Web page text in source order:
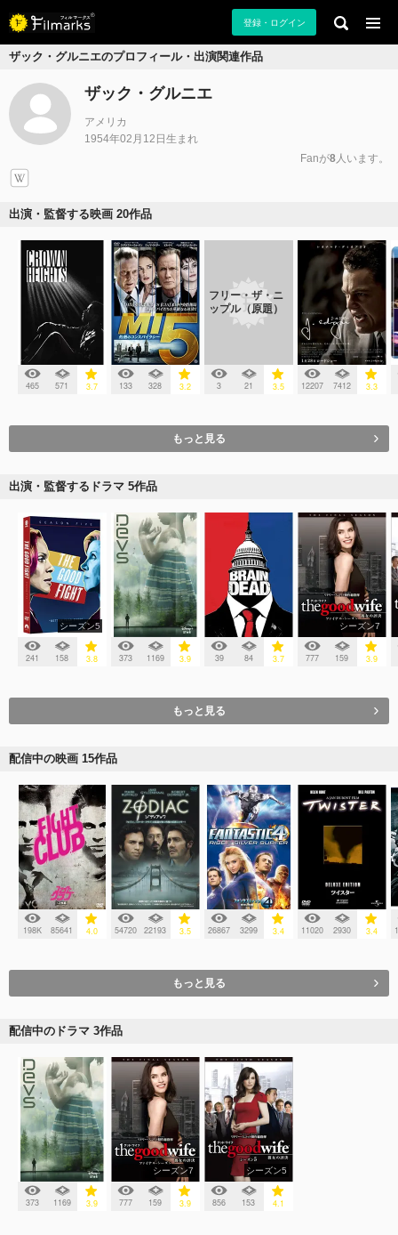
登録・ログイン
ザック・グルニエのプロフィール・出演関連作品
ザック・グルニエ
アメリカ
1954年02月12日生まれ
Fanが8人います。
出演・監督する映画 20作品
465 571 3.7 133 328 3.2
フリー・ザ・ニ
ップル（原題）
3 21 3.5 12207 7412 3.3
もっと見る
出演・監督するドラマ 5作品
シーズン5
241 158 3.8 373 1169 3.9 39 84 3.7
シーズン7
777 159 3.9
もっと見る
配信中の映画 15作品
198K 85641 4.0 54720 22193 3.5 26867 3299 3.4 11020 2930 3.4
もっと見る
配信中のドラマ 3作品
373 1169 3.9
シーズン7
777 159 3.9
シーズン5
856 153 4.1